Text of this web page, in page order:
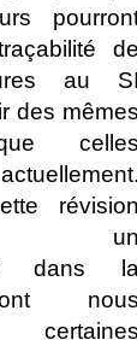
au
des
dans